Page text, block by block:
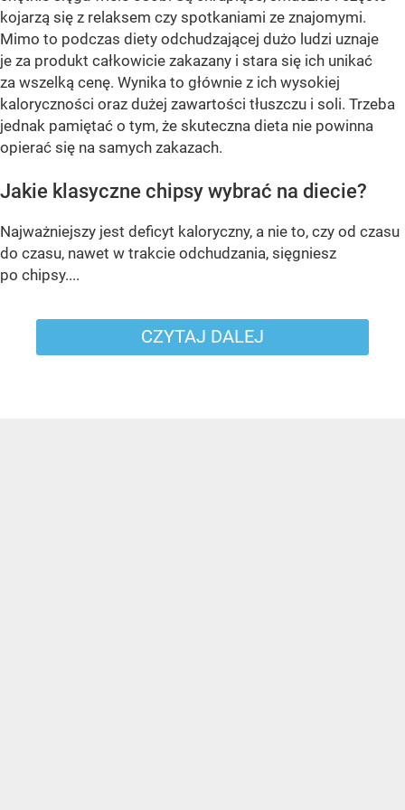
kojarzą się z relaksem czy spotkaniami ze znajomymi.
Mimo to podczas diety odchudzającej dużo ludzi uznaje
je za produkt całkowicie zakazany i stara się ich unikać
za wszelką cenę. Wynika to głównie z ich wysokiej
kaloryczności oraz dużej zawartości tłuszczu i soli. Trzeba
jednak pamiętać o tym, że skuteczna dieta nie powinna
opierać się na samych zakazach.
Jakie klasyczne chipsy wybrać na diecie?
Najważniejszy jest deficyt kaloryczny, a nie to, czy od czasu
do czasu, nawet w trakcie odchudzania, sięgniesz
po chipsy....
CZYTAJ DALEJ